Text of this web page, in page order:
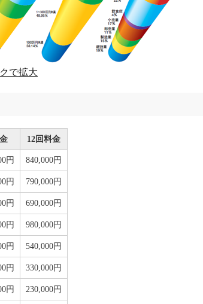
で拡大
12回料金
円 840,000円
円 790,000円
円 690,000円
円 980,000円
円 540,000円
円 330,000円
円 230,000円